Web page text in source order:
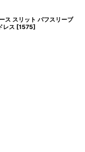
ス スリット パフスリーブ
レス [1575]